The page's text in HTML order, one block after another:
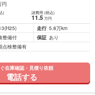
円
) 諸費用 (税込)
11.5 万円
(H25) 走行 5.8万km
整備付 保証 あり
点検整備有
在庫確認・見積り依頼
電話する